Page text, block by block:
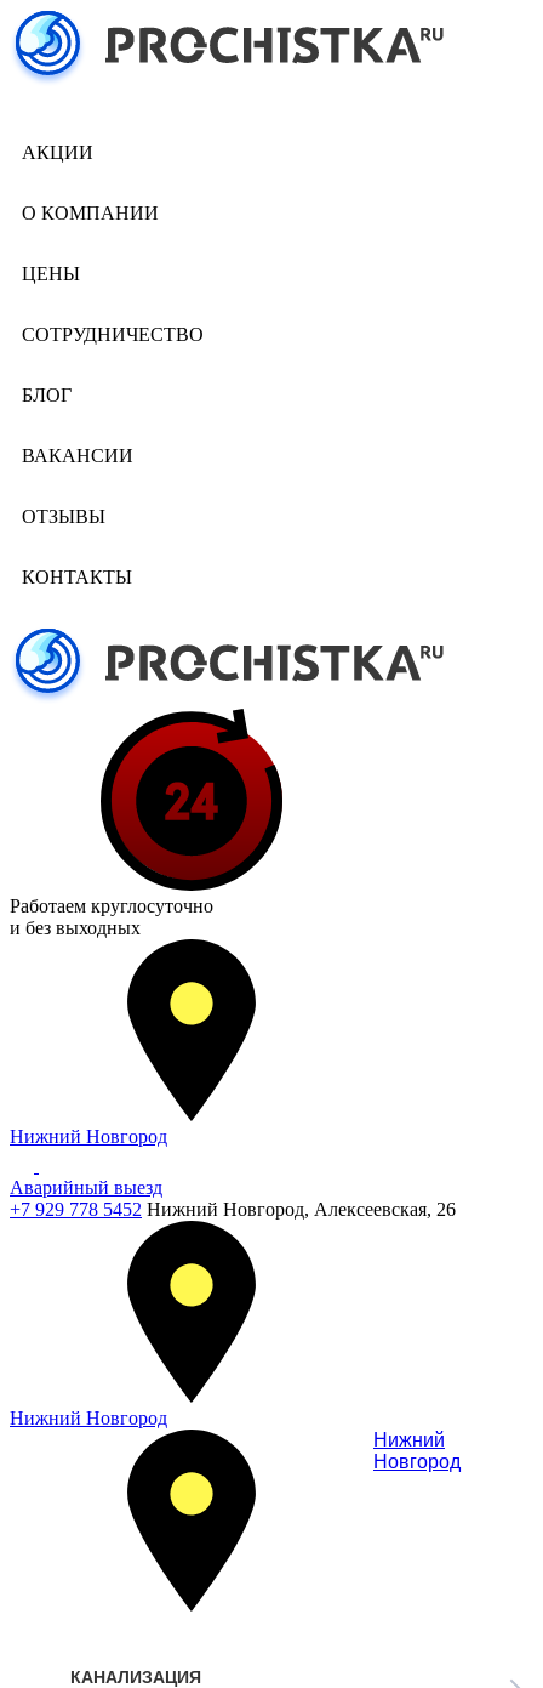
АКЦИИ
О КОМПАНИИ
ЦЕНЫ
СОТРУДНИЧЕСТВО
БЛОГ
ВАКАНСИИ
ОТЗЫВЫ
КОНТАКТЫ
Работаем круглосуточно
и без выходных
Нижний Новгород
Аварийный выезд
+7 929 778 5452 Нижний Новгород, Алексеевская, 26
Нижний Новгород
Нижний
Новгород
КАНАЛИЗАЦИЯ